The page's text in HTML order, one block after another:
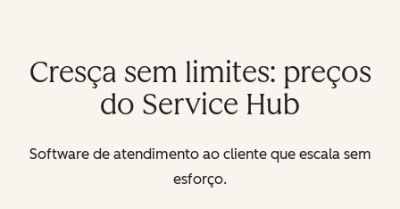
Cresça sem limites: preços
do Service Hub
Software de atendimento ao cliente que escala sem
esforço.